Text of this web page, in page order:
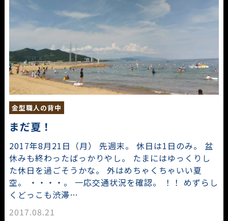
金型職人の背中
まだ夏！
2017年8月21日（月） 先週末。 休日は1日のみ。 盆
休みも終わったばっかりやし。 たまにはゆっくりし
た休日を過ごそうかな。 外はめちゃくちゃいい夏
空。 ・・・・。 一応交通状況を確認。 ！！ めずらし
くどっこも渋滞…
2017.08.21